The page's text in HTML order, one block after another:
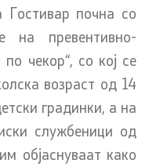
и
Гостивар почна со
на превентивно-
чекор“, со кој се
возраст од 14
градинки, а на
службеници од
објаснуваат како